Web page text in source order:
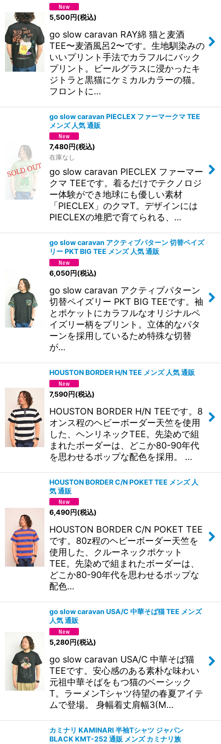
5,500円(税込)
go slow caravan RAY綿 猫と麦酒
TEE〜麦酒風呂2〜です。生地馴染みの
いいプリント手法でカラフルにバック
プリント。ビールグラスに浸かったキ
ジトラと黒猫にケミカルカラーの猫。
フロントに…
go slow caravan PIECLEX ファーマークマ TEE
メンズ 人気 通販
7,480円(税込)
在庫なし
go slow caravan PIECLEX ファーマー
クマ TEEです。着るだけでテクノロジ
ー体験ができ地球にも優しい素材
「PIECLEX」のクマT。デザインには
PIECLEXの堆肥で育てられる、…
go slow caravan アクティブパターン 切替ペイズ
リー PKT BIG TEE メンズ 人気 通販
6,050円(税込)
go slow caravan アクティブパターン
切替ペイズリー PKT BIG TEEです。袖
とポケットにカラフルなオリジナルペ
イズリー柄をプリント。立体的なパタ
ーンを採用しているため特殊な切替
が…
HOUSTON BORDER H/N TEE メンズ 人気 通販
7,590円(税込)
HOUSTON BORDER H/N TEEです。8
オンス程のヘビーボーダー天竺を使用
した、ヘンリネックTEE。先染めで組
まれたボーダーは、どこか80-90年代
を思わせるポップな配色を採用。 …
HOUSTON BORDER C/N POKET TEE メンズ 人
気 通販
6,490円(税込)
HOUSTON BORDER C/N POKET TEE
です。80z程のヘビーボーダー天竺を
使用した、クルーネックポケット
TEE。先染めで組まれたボーダーは、
どこか80-90年代を思わせるポップな
配色…
go slow caravan USA/C 中華そば猫 TEE メンズ
人気 通販
5,280円(税込)
go slow caravan USA/C 中華そば猫
TEEです。安心感のある素朴な味わい
元祖中華そばをもつ猫のベーシック
T。ラーメンTシャツ待望の春夏アイテ
ムで登場。 身幅着丈肩幅3(M…
カミナリ KAMINARI 半袖Tシャツ ジャパン
BLACK KMT-252 通販 メンズ カミナリ族